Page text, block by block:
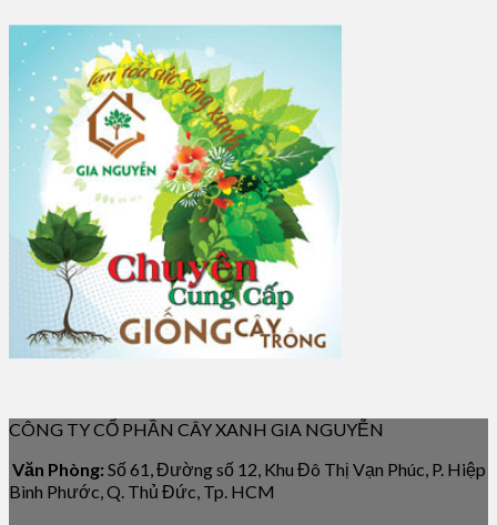
CÔNG TY CỔ PHẦN CÂY XANH GIA NGUYỄN
Văn Phòng: Số 61, Đường số 12, Khu Đô Thị Vạn Phúc, P. Hiệp
Bình Phước, Q. Thủ Đức, Tp. HCM